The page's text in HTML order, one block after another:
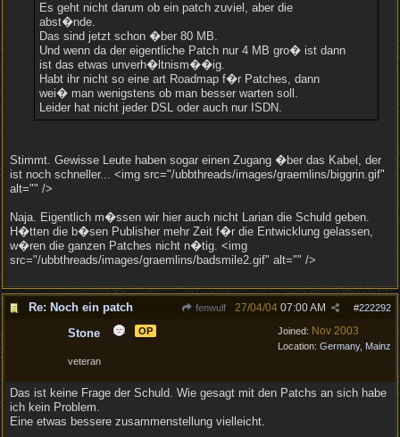
Es geht nicht darum ob ein patch zuviel, aber die
abst�nde.
Das sind jetzt schon �ber 80 MB.
Und wenn da der eigentliche Patch nur 4 MB gro� ist dann
ist das etwas unverh�ltnism��ig.
Habt ihr nicht so eine art Roadmap f�r Patches, dann
wei� man wenigstens ob man besser warten soll.
Leider hat nicht jeder DSL oder auch nur ISDN.
Stimmt. Gewisse Leute haben sogar einen Zugang �ber das Kabel, der
ist noch schneller... <img src="/ubbthreads/images/graemlins/biggrin.gif"
alt="" />
Naja. Eigentlich m�ssen wir hier auch nicht Larian die Schuld geben.
H�tten die b�sen Publisher mehr Zeit f�r die Entwicklung gelassen,
w�ren die ganzen Patches nicht n�tig. <img
src="/ubbthreads/images/graemlins/badsmile2.gif" alt="" />
Re: Noch ein patch fenwulf #222292
27/04/04 07:00 AM
Joined: Nov 2003
Location: Germany, Mainz
Stone OP
veteran
Das ist keine Frage der Schuld. Wie gesagt mit den Patchs an sich habe
ich kein Problem.
Eine etwas bessere zusammenstellung vielleicht.